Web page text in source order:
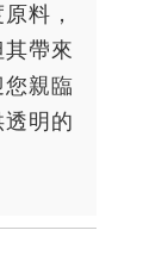
料，
帶來
您親臨
明的